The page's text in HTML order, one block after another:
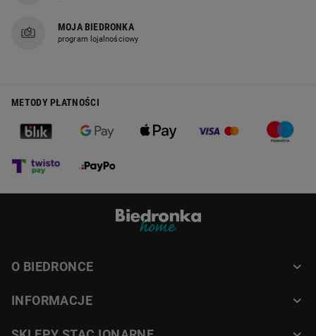
MOJA BIEDRONKA
program lojalnościowy
METODY PŁATNOŚCI
O BIEDRONCE
INFORMACJE